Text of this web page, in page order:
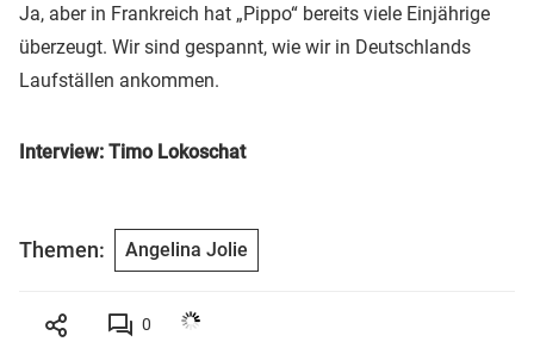
Ja, aber in Frankreich hat „Pippo“ bereits viele Einjährige
überzeugt. Wir sind gespannt, wie wir in Deutschlands
Laufställen ankommen.
Interview: Timo Lokoschat
Themen: Angelina Jolie
0